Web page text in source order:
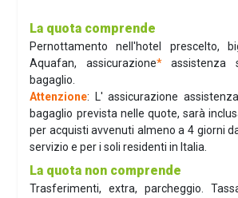
La quota comprende
Pernottamento nell'hotel prescelto,
Aquafan, assicurazione*assistenza
bagaglio.
Attenzione: L' assicurazione
bagaglio prevista nelle quote, sarà
per acquisti avvenuti almeno a 4 giorni
servizio e per i soli residenti in Italia.
La quota non comprende
Trasferimenti, extra, parcheggio.